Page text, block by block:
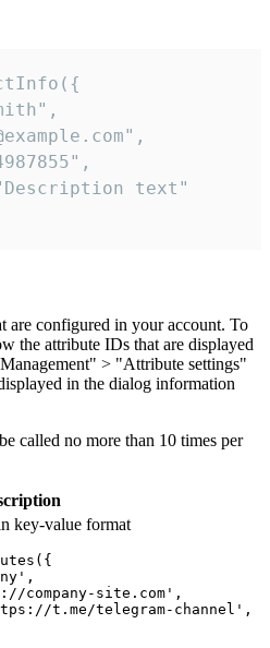
text"
are configured in your account. To
the attribute IDs that are displayed
> "Attribute settings"
in the dialog information
called no more than 10 times per
key-value format
company-site.com',
t.me/telegram-channel',